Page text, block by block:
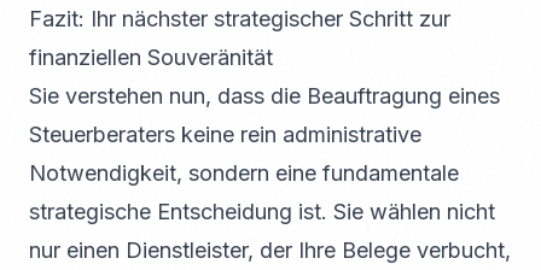
Fazit: Ihr nächster strategischer Schritt zur
finanziellen Souveränität
Sie verstehen nun, dass die Beauftragung eines
Steuerberaters keine rein administrative
Notwendigkeit, sondern eine fundamentale
strategische Entscheidung ist. Sie wählen nicht
nur einen Dienstleister, der Ihre Belege verbucht,